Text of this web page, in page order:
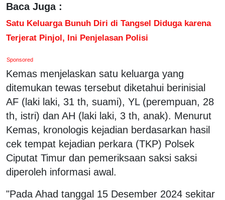
Baca Juga :
Satu Keluarga Bunuh Diri di Tangsel Diduga karena
Terjerat Pinjol, Ini Penjelasan Polisi
Sponsored
Kemas menjelaskan satu keluarga yang
ditemukan tewas tersebut diketahui berinisial
AF (laki laki, 31 th, suami), YL (perempuan, 28
th, istri) dan AH (laki laki, 3 th, anak). Menurut
Kemas, kronologis kejadian berdasarkan hasil
cek tempat kejadian perkara (TKP) Polsek
Ciputat Timur dan pemeriksaan saksi saksi
diperoleh informasi awal.
"Pada Ahad tanggal 15 Desember 2024 sekitar